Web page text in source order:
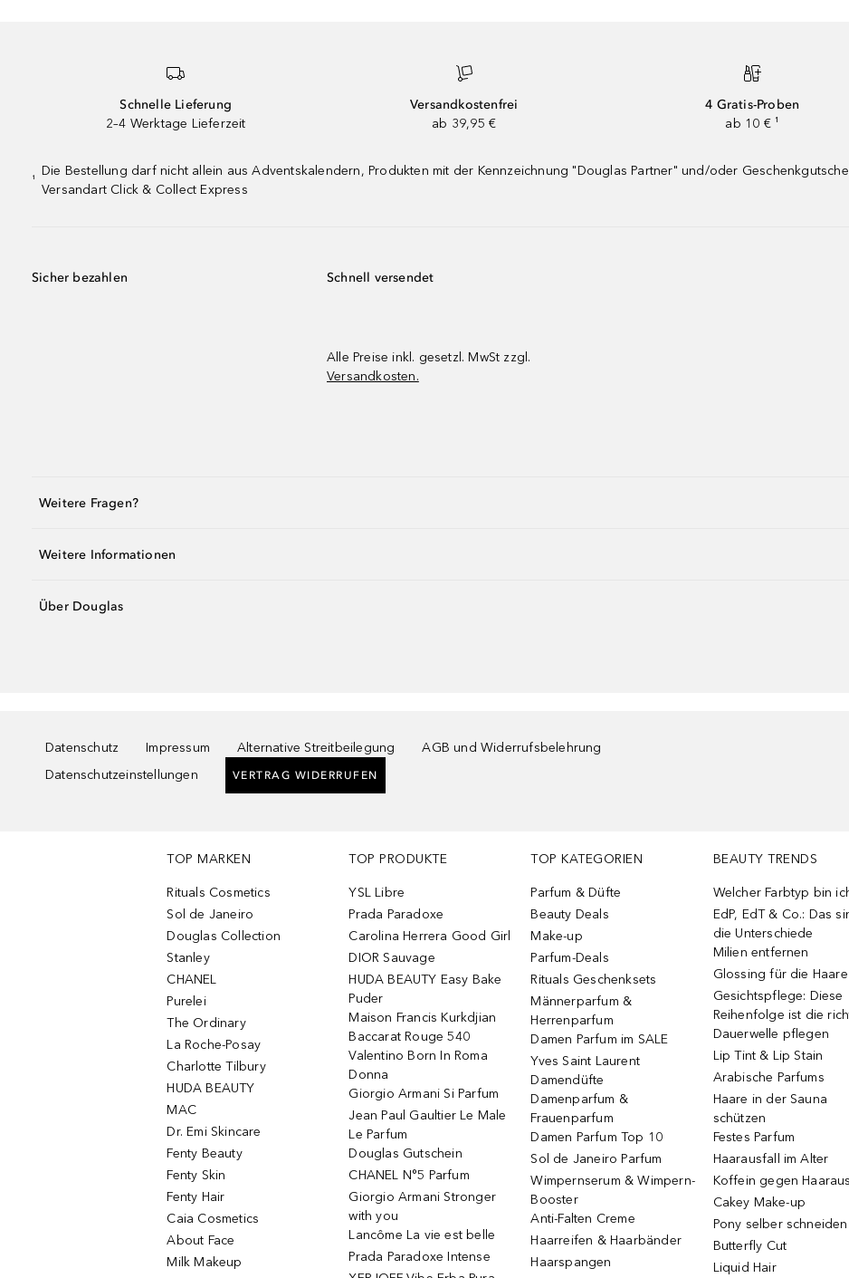
Schnelle Lieferung
2–4 Werktage Lieferzeit
Versandkostenfrei
ab 39,95 €
4 Gratis-Proben
ab 10 € ¹
¹
Die Bestellung darf nicht allein aus Adventskalendern, Produkten mit der Kennzeichnung "Douglas Partner" und/oder
Versandart Click & Collect Express
Sicher bezahlen Schnell versendet
Alle Preise inkl. gesetzl. MwSt zzgl.
Versandkosten.
Weitere Fragen?
Weitere Informationen
Über Douglas
Datenschutz Impressum Alternative Streitbeilegung
AGB und Widerrufsbelehrung
Datenschutzeinstellungen
VERTRAG WIDERRUFEN
TOP MARKEN
Rituals Cosmetics
Sol de Janeiro
Douglas Collection
Stanley
CHANEL
Purelei
The Ordinary
La Roche-Posay
Charlotte Tilbury
HUDA BEAUTY
MAC
Dr. Emi Skincare
Fenty Beauty
Fenty Skin
Fenty Hair
Caia Cosmetics
About Face
Milk Makeup
TOP PRODUKTE
YSL Libre
Prada Paradoxe
Carolina Herrera Good Girl
DIOR Sauvage
HUDA BEAUTY Easy Bake
Puder
Maison Francis Kurkdjian
Baccarat Rouge 540
Valentino Born In Roma
Donna
Giorgio Armani Si Parfum
Jean Paul Gaultier Le Male
Le Parfum
Douglas Gutschein
CHANEL N°5 Parfum
Giorgio Armani Stronger
with you
Lancôme La vie est belle
Prada Paradoxe Intense
TOP KATEGORIEN
Parfum & Düfte
Beauty Deals
Make-up
Parfum-Deals
Rituals Geschenksets
Männerparfum &
Herrenparfum
Damen Parfum im SALE
Yves Saint Laurent
Damendüfte
Damenparfum &
Frauenparfum
Damen Parfum Top 10
Sol de Janeiro Parfum
Wimpernserum & Wimpern-
Booster
Anti-Falten Creme
Haarreifen & Haarbänder
Haarspangen
BEAUTY TRENDS
Welcher Farbtyp bin
EdP, EdT & Co.: Das
die Unterschiede
Milien entfernen
Glossing für die Haare
Gesichtspflege: Diese
Reihenfolge ist die
Dauerwelle pflegen
Lip Tint & Lip Stain
Arabische Parfums
Haare in der Sauna
schützen
Festes Parfum
Haarausfall im Alter
Koffein gegen
Cakey Make-up
Pony selber schneiden
Butterfly Cut
Liquid Hair